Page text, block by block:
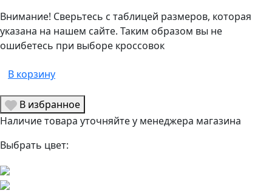
Внимание! Сверьтесь с таблицей размеров, которая
указана на нашем сайте. Таким образом вы не
ошибетесь при выборе кроссовок
В корзину
В избранное
Наличие товара уточняйте у менеджера магазина
Выбрать цвет: